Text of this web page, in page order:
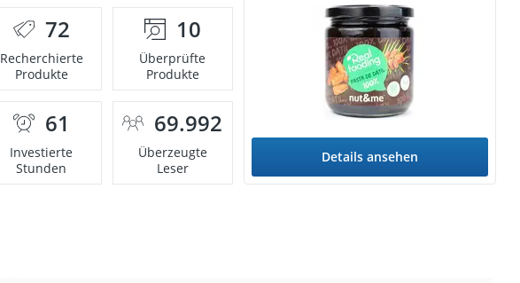
72
Recherchierte
Produkte
10
Überprüfte
Produkte
61
Investierte
Stunden
69.992
Überzeugte
Leser
Details ansehen